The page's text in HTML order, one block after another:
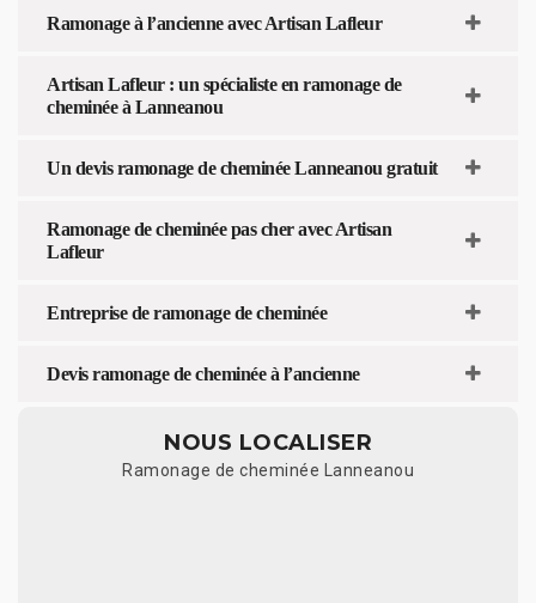
Ramonage à l’ancienne avec Artisan Lafleur
Artisan Lafleur : un spécialiste en ramonage de
cheminée à Lanneanou
Un devis ramonage de cheminée Lanneanou gratuit
Ramonage de cheminée pas cher avec Artisan
Lafleur
Entreprise de ramonage de cheminée
Devis ramonage de cheminée à l’ancienne
NOUS LOCALISER
Ramonage de cheminée Lanneanou